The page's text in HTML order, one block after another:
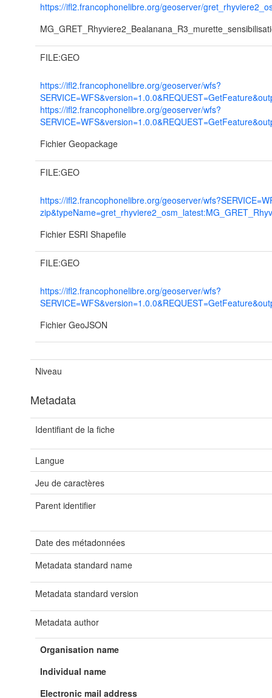
https://ifl2.francophonelibre.org/geoserver/
FILE:GEO
https://ifl2.francophonelibre.org/geoserver/wfs?
https://ifl2.francophonelibre.org/geoserver/wfs?
Fichier Geopackage
FILE:GEO
https://ifl2.francophonelibre.org/geoserver/
Fichier ESRI Shapefile
FILE:GEO
https://ifl2.francophonelibre.org/geoserver/wfs?
Fichier GeoJSON
Niveau
Metadata
Identifiant de la fiche
Langue
Jeu de caractères
Parent identifier
Date des métadonnées
Metadata standard name
Metadata standard version
Metadata author
Organisation name
Individual name
Electronic mail address